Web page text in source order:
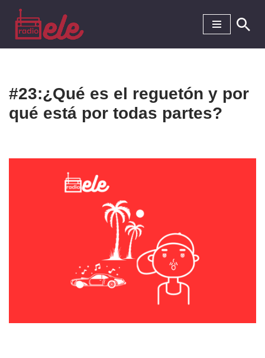
Saltar
al
#23:¿Qué es el reguetón y por
qué está por todas partes?